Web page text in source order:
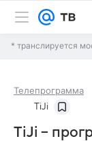
* транслируется
Телепрограмма
TiJi
TiJi –